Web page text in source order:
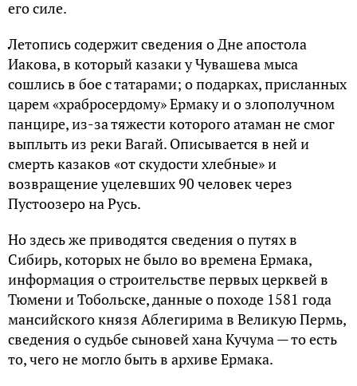
его силе.
Летопись содержит сведения о Дне апостола
Иакова, в который казаки у Чувашева мыса
сошлись в бое с татарами; о подарках, присланных
царем «храбросердому» Ермаку и о злополучном
панцире, из-за тяжести которого атаман не смог
выплыть из реки Вагай. Описывается в ней и
смерть казаков «от скудости хлебные» и
возвращение уцелевших 90 человек через
Пустоозеро на Русь.
Но здесь же приводятся сведения о путях в
Сибирь, которых не было во времена Ермака,
информация о строительстве первых церквей в
Тюмени и Тобольске, данные о походе 1581 года
мансийского князя Аблегирима в Великую Пермь,
сведения о судьбе сыновей хана Кучума — то есть
то, чего не могло быть в архиве Ермака.